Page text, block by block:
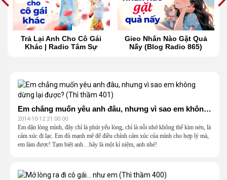
Trả Lại Anh Cho Cô Gái
Khác | Radio Tâm Sự
Gieo Nhân Nào Gặt Quả
Nấy (Blog Radio 865)
Em chẳng muốn yêu anh đâu, nhưng vì sao em không dừng lại được? (Thì thầm 401)
2014-10-12 21:00:00
Em dặn lòng mình, đây chỉ là phút yếu lòng, chỉ là nỗi nhớ không thể kìm nén, là
cảm xúc đi lạc. Em đủ mạnh mẽ để điều chỉnh cảm xúc của mình cho hợp lý mà,
em làm được! Tạm biệt anh…hãy là một kỉ niệm, anh nhé!